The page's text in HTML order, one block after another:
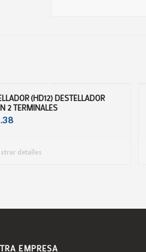
(HD12) DESTELLADOR
2 TERMINALES
detalles
EMPRESA